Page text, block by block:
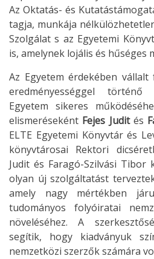
Az Oktatás- és
tagja, munkája
Szolgálat s az Egyetemi
is, amelynek lojális és hűséges
Az Egyetem érdekében
eredményességgel
Egyetem sikeres
elismeréseként Fejes Judit és
ELTE Egyetemi Könyvtár és
könyvtárosai Rektori
Judit és Faragó-Szilvási
olyan új szolgáltatást
amely nagy mértékben
tudományos folyóiratai
növeléséhez. A
segítik, hogy kiadványuk
nemzetközi szerzők számára